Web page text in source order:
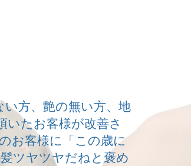
方、艶の無い方、地
たお客様が改善さ
お客様に「この歳に
ツヤツヤだねと褒め